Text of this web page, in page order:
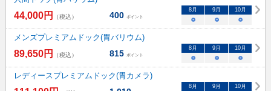
44,000円 （税込） 400 ポイント
8月 9月 10月
○ ○ ○
メンズプレミアムドック(胃バリウム)
89,650円 （税込） 815 ポイント
8月 9月 10月
○ ○ ○
レディースプレミアムドック(胃カメラ)
8月 9月 10月